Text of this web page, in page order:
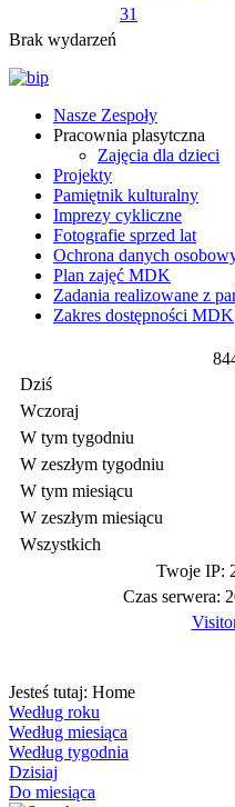
31
Brak wydarzeń
Nasze Zespoły
Pracownia plasytczna
Zajęcia dla dzieci
Projekty
Pamiętnik kulturalny
Imprezy cykliczne
Fotografie sprzed lat
Ochrona danych
Plan zajęć MDK
Zadania realizowane z
Zakres dostępności MDK
84
Dziś
Wczoraj
W tym tygodniu
W zeszłym tygodniu
W tym miesiącu
W zeszłym miesiącu
Wszystkich
Twoje IP:
Czas serwera:
Jesteś tutaj: Home
Według roku
Według miesiąca
Według tygodnia
Dzisiaj
Do miesiąca